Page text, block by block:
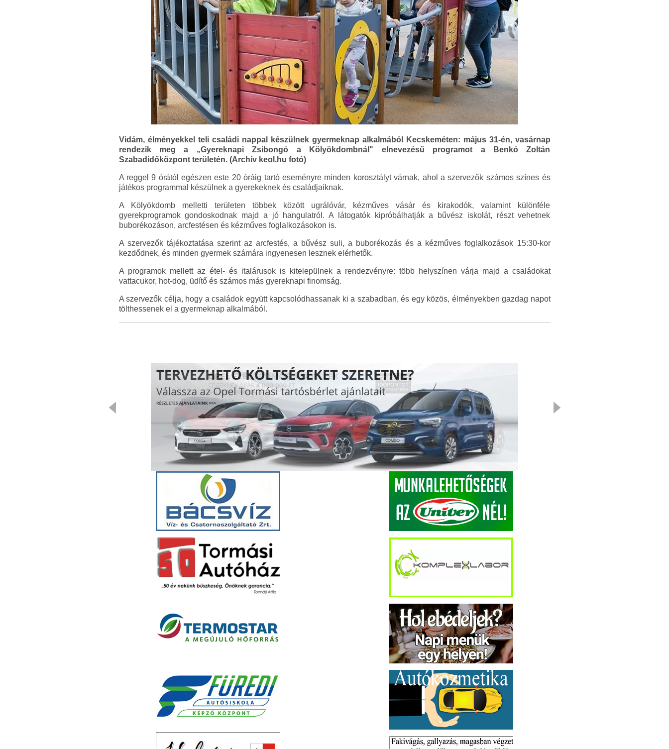
Vidám, élményekkel teli családi nappal készülnek gyermeknap alkalmából Kecskeméten: május 31-én, vasárnap
rendezik meg a „Gyereknapi Zsibongó a Kölyökdombnál" elnevezésű programot a Benkó Zoltán
Szabadidőközpont területén. (Archív keol.hu fotó)
A reggel 9 órától egészen este 20 óráig tartó eseményre minden korosztályt várnak, ahol a szervezők számos színes és
játékos programmal készülnek a gyerekeknek és családjaiknak.
A Kölyökdomb melletti területen többek között ugrálóvár, kézműves vásár és kirakodók, valamint különféle
gyerekprogramok gondoskodnak majd a jó hangulatról. A látogatók kipróbálhatják a bűvész iskolát, részt vehetnek
buborékozáson, arcfestésen és kézműves foglalkozásokon is.
A szervezők tájékoztatása szerint az arcfestés, a bűvész suli, a buborékozás és a kézműves foglalkozások 15:30-kor
kezdődnek, és minden gyermek számára ingyenesen lesznek elérhetők.
A programok mellett az étel- és italárusok is kitelepülnek a rendezvényre: több helyszínen várja majd a családokat
vattacukor, hot-dog, üdítő és számos más gyereknapi finomság.
A szervezők célja, hogy a családok együtt kapcsolódhassanak ki a szabadban, és egy közös, élményekben gazdag napot
tölthessenek el a gyermeknap alkalmából.